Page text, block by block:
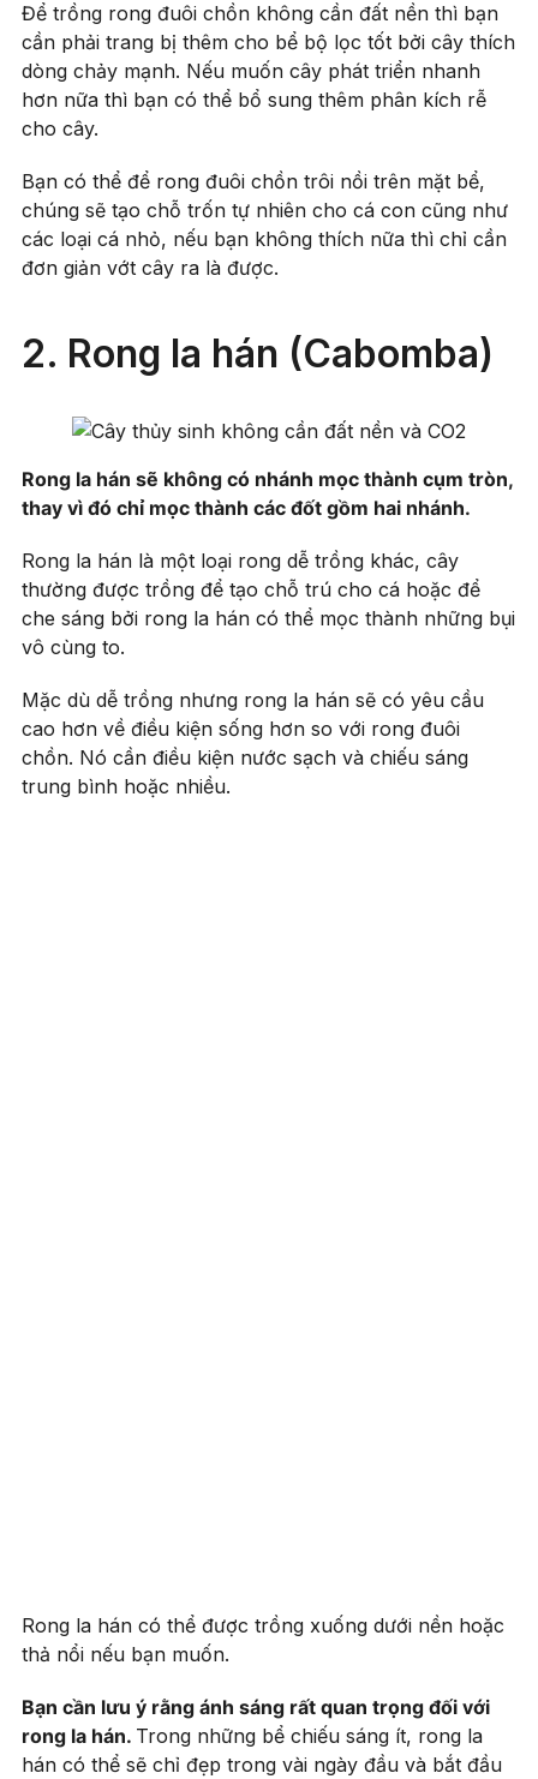
Để trồng rong đuôi chồn không cần đất nền thì bạn
cần phải trang bị thêm cho bể bộ lọc tốt bởi cây thích
dòng chảy mạnh. Nếu muốn cây phát triển nhanh
hơn nữa thì bạn có thể bổ sung thêm phân kích rễ
cho cây.
Bạn có thể để rong đuôi chồn trôi nồi trên mặt bể,
chúng sẽ tạo chỗ trốn tự nhiên cho cá con cũng như
các loại cá nhỏ, nếu bạn không thích nữa thì chỉ cần
đơn giản vớt cây ra là được.
2. Rong la hán (Cabomba)
Rong la hán sẽ không có nhánh mọc thành cụm tròn,
thay vì đó chỉ mọc thành các đốt gồm hai nhánh.
Rong la hán là một loại rong dễ trồng khác, cây
thường được trồng để tạo chỗ trú cho cá hoặc để
che sáng bởi rong la hán có thể mọc thành những bụi
vô cùng to.
Mặc dù dễ trồng nhưng rong la hán sẽ có yêu cầu
cao hơn về điều kiện sống hơn so với rong đuôi
chồn. Nó cần điều kiện nước sạch và chiếu sáng
trung bình hoặc nhiều.
Rong la hán có thể được trồng xuống dưới nền hoặc
thả nổi nếu bạn muốn.
Bạn cần lưu ý rằng ánh sáng rất quan trọng đối với
rong la hán. Trong những bể chiếu sáng ít, rong la
hán có thể sẽ chỉ đẹp trong vài ngày đầu và bắt đầu